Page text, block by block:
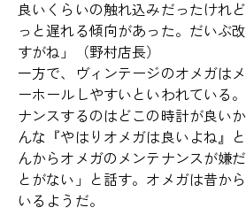
良いくらいの触れ込みだったけれ
っと遅れる傾向があった。だいぶ
すがね」（野村店長）
一方で、ヴィンテージのオメガは
ーホールしやすいといわれている
ナンスするのはどこの時計が良い
んな『やはりオメガは良いよね』
んからオメガのメンテナンスが嫌
とがない」と話す。オメガは昔か
いるようだ。